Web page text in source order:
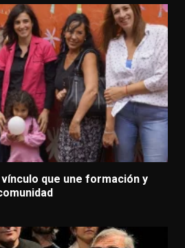
vínculo que une formación y